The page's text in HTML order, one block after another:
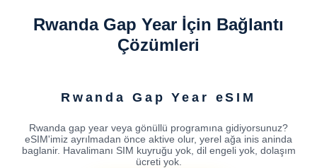
Rwanda Gap Year İçin Bağlantı
Çözümleri
Rwanda Gap Year eSIM
Rwanda gap year veya gönüllü programına gidiyorsunuz?
eSIM'imiz ayrılmadan önce aktive olur, yerel ağa inis aninda
baglanir. Havalimanı SIM kuyruğu yok, dil engeli yok, dolaşım
ücreti yok.